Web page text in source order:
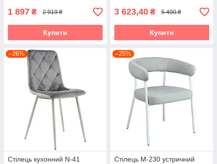
1 897 ₴ 2 919 ₴
Купити
3 623,40 ₴ 5 490 ₴
Купити
–26%
Стілець кухонний N-41
–25%
Стілець M-230 устричний